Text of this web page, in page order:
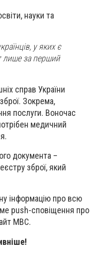
науки та
у яких є
лише за перший
справ України
Зокрема,
послуги. Воночас
медичний
документа –
зброї, який
інформацію про всю
push-сповіщення про
МВС.